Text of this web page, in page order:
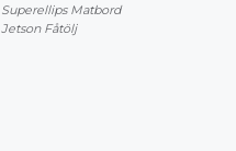
Superellips Matbord
Jetson Fåtölj